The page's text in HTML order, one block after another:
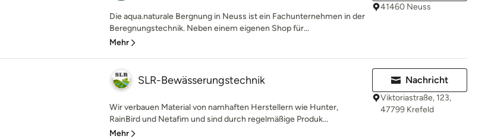
Die aqua.naturale Bergnung in Neuss ist ein Fachunternehmen in der
Beregnungstechnik. Neben einem eigenen Shop für...
Mehr
41460 Neuss
SLR-Bewässerungstechnik
Wir verbauen Material von namhaften Herstellern wie Hunter,
RainBird und Netafim und sind durch regelmäßige Produk...
Mehr
Nachricht
Viktoriastraße, 123,
47799 Krefeld